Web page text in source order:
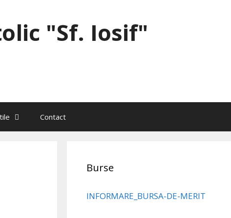
"Sf. Iosif"
Contact
Burse
INFORMARE_BURSA-DE-MERIT